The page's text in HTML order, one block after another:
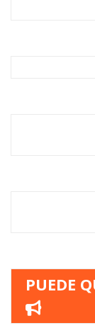
PUEDE